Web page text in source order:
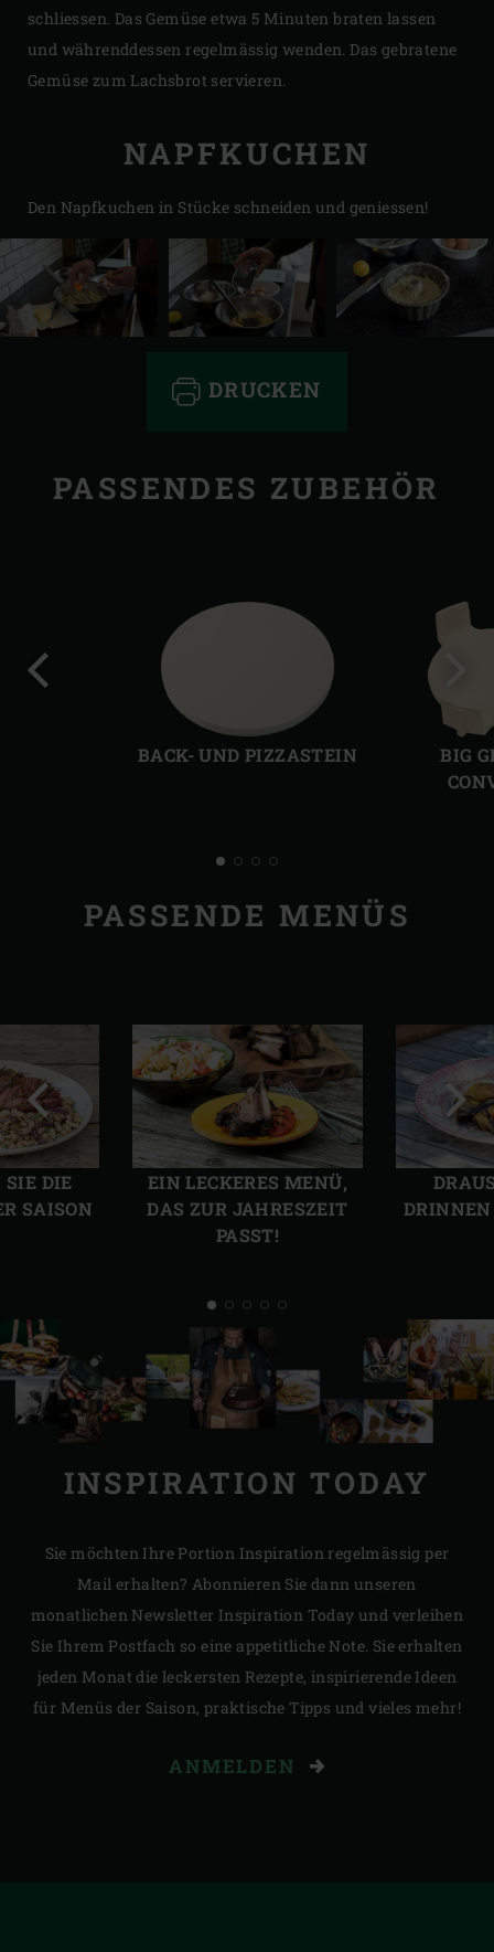
schliessen. Das Gemüse etwa 5 Minuten braten lassen
und währenddessen regelmässig wenden. Das gebratene
Gemüse zum Lachsbrot servieren.
NAPFKUCHEN
Den Napfkuchen in Stücke schneiden und geniessen!​
DRUCKEN
PASSENDES ZUBEHÖR
BACK- UND PIZZASTEIN
BIG
PASSENDE MENÜS
DIE P
SAISON
EIN LECKERES MENÜ,
DAS ZUR JAHRESZEIT
PASST!
Vorherige
Folie
Folie
INSPIRATION TODAY
Sie möchten Ihre Portion Inspiration regelmässig per
Mail erhalten? Abonnieren Sie dann unseren
monatlichen Newsletter Inspiration Today und verleihen
Sie Ihrem Postfach so eine appetitliche Note. Sie erhalten
jeden Monat die leckersten Rezepte, inspirierende Ideen
für Menüs der Saison, praktische Tipps und vieles mehr!
ANMELDEN